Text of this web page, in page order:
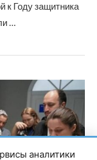
к Году защитника
…
аналитики